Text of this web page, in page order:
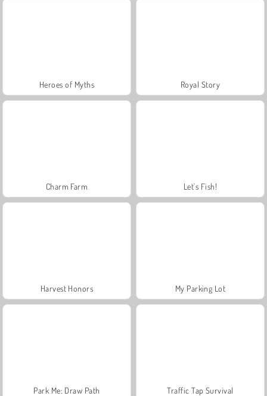
Heroes of Myths Royal Story
Charm Farm Let's Fish!
Harvest Honors My Parking Lot
Park Me: Draw Path Traffic Tap Survival